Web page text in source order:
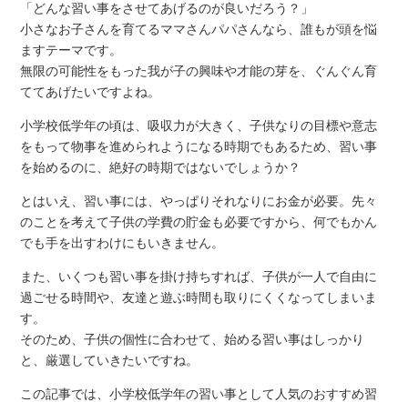
「どんな習い事をさせてあげるのが良いだろう？」
小さなお子さんを育てるママさんパパさんなら、誰もが頭を悩
ますテーマです。
無限の可能性をもった我が子の興味や才能の芽を、ぐんぐん育
ててあげたいですよね。
小学校低学年の頃は、吸収力が大きく、子供なりの目標や意志
をもって物事を進められようになる時期でもあるため、習い事
を始めるのに、絶好の時期ではないでしょうか？
とはいえ、習い事には、やっぱりそれなりにお金が必要。先々
のことを考えて子供の学費の貯金も必要ですから、何でもかん
でも手を出すわけにもいきません。
また、いくつも習い事を掛け持ちすれば、子供が一人で自由に
過ごせる時間や、友達と遊ぶ時間も取りにくくなってしまいま
す。
そのため、子供の個性に合わせて、始める習い事はしっかり
と、厳選していきたいですね。
この記事では、小学校低学年の習い事として人気のおすすめ習